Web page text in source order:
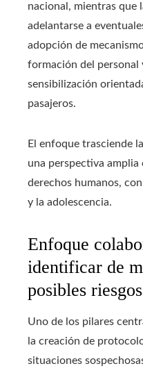
nacional, mientras que
adelantarse a
adopción de
formación del personal
sensibilización
pasajeros.
El enfoque trasciende
una perspectiva amplia
derechos humanos,
y la adolescencia.
Enfoque
identificar de
posibles riesgos
Uno de los pilares
la creación de
situaciones